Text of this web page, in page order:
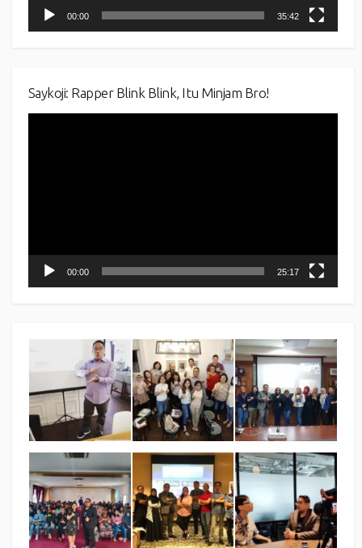
00:00 35:42
Saykoji: Rapper Blink Blink, Itu Minjam Bro!
00:00 25:17